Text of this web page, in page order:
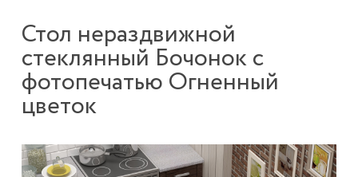
Стол нераздвижной
стеклянный Бочонок с
фотопечатью Огненный
цветок